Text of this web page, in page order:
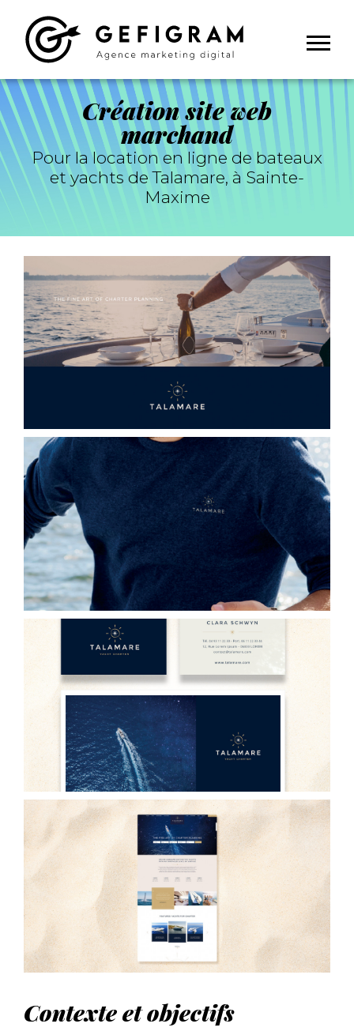
Création site web
marchand
Pour la location en ligne de bateaux
et yachts de Talamare, à Sainte-
Maxime
Contexte et objectifs